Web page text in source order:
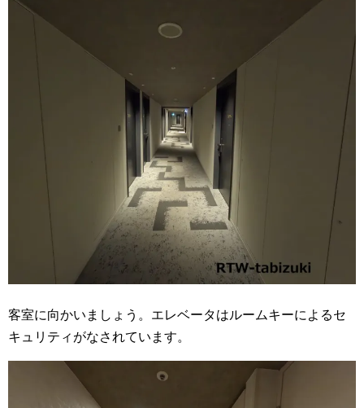
客室に向かいましょう。エレベータはルームキーによるセ
キュリティがなされています。